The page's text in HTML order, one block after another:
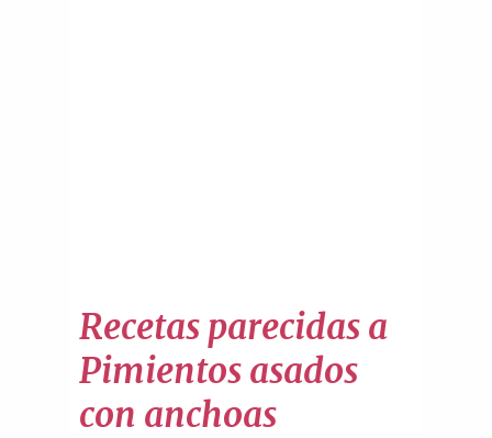
Recetas parecidas a
Pimientos asados
con anchoas